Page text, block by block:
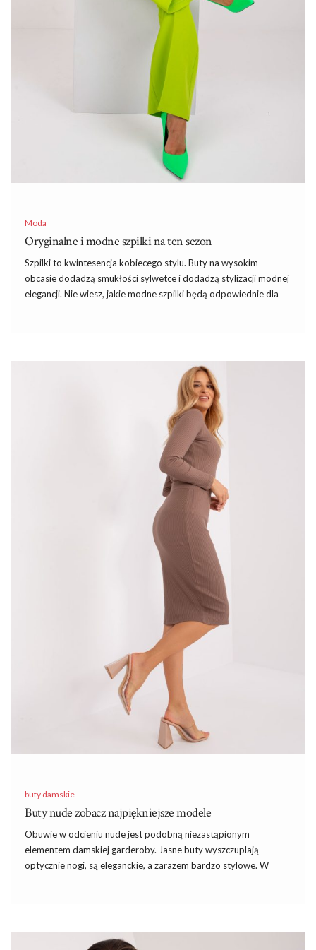
Moda
Oryginalne i modne szpilki na ten sezon
Szpilki to kwintesencja kobiecego stylu. Buty na wysokim
obcasie dodadzą smukłości sylwetceidodadzą stylizacji modnej
elegancji. Nie wiesz, jakie modne szpilki będą odpowiednie dla
Odpowiednio dobrane zawsze będą mocnym punktem stylizacji,
zarówno tej codziennej, jak i na wyjątkowe okazje. Warto w
swojej garderobie mieć chociaż kilka par szpilek, by wyrównywać
proporcje sylwetki oraz podkreślić wyjątkowo kobiecy
wydźwięk całości. Przedstawiamy najbardziej popularne modele
szpilek, które warto kupić na przełomie lata i jesieni.
Modne szpilki z zamszu lub jego imitacji świetnie sprawdzą się
również w stylizacji do biura. Będą się …
buty damskie
Buty nude zobacz najpiękniejsze modele
Obuwie w odcieniu nude jest podobną niezastąpionym
elementem damskiej garderoby. Jasne buty wyszczuplają
optycznie nogi, są eleganckie, a zarazem bardzo stylowe. W